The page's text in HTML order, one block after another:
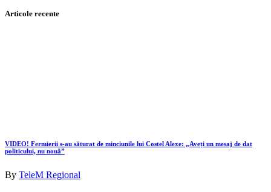
Articole recente
VIDEO! Fermierii s-au săturat de minciunile lui Costel Alexe: „Aveți un mesaj de dat
politicului, nu nouă”
By TeleM Regional